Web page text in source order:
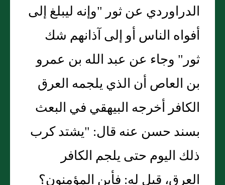
الدراوردي عن ثور "وإنه ليبلغ إلى
أفواه الناس أو إلى آذانهم شك
ثور" وجاء عن عبد الله بن عمرو
بن العاص أن الذي يلجمه العرق
الكافر أخرجه البيهقي في البعث
بسند حسن عنه قال: "يشتد كرب
ذلك اليوم حتى يلجم الكافر